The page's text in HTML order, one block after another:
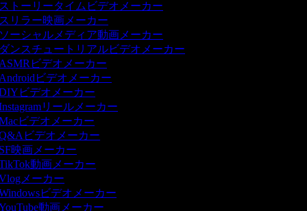
トーリータイムビデオメーカー
リラー映画メーカー
ーシャルメディア動画メーカー
ンスチュートリアルビデオメーカー
ビデオメーカー
ビデオメーカー
ビデオメーカー
リールメーカー
ビデオメーカー
ビデオメーカー
映画メーカー
動画メーカー
メーカー
ビデオメーカー
動画メーカー